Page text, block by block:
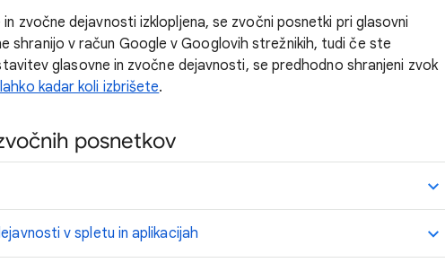
zvočne dejavnosti izklopljena, se zvočni posnetki pri glasovni
shranijo v račun Google v Googlovih strežnikih, tudi če ste
glasovne in zvočne dejavnosti, se predhodno shranjeni zvok
kadar koli izbrišete.
posnetkov
v spletu in aplikacijah